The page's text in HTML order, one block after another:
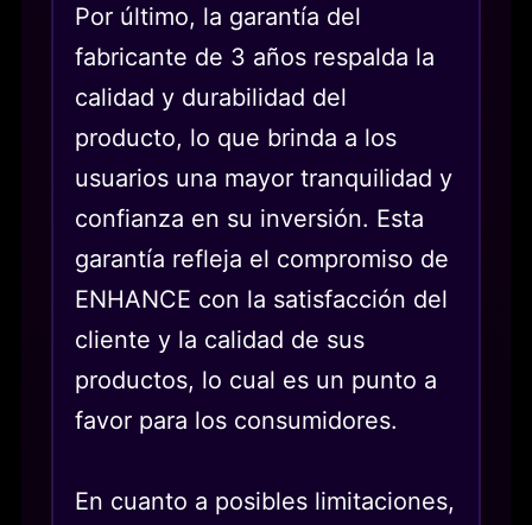
Por último, la garantía del
fabricante de 3 años respalda la
calidad y durabilidad del
producto, lo que brinda a los
usuarios una mayor tranquilidad y
confianza en su inversión. Esta
garantía refleja el compromiso de
ENHANCE con la satisfacción del
cliente y la calidad de sus
productos, lo cual es un punto a
favor para los consumidores.
En cuanto a posibles limitaciones,